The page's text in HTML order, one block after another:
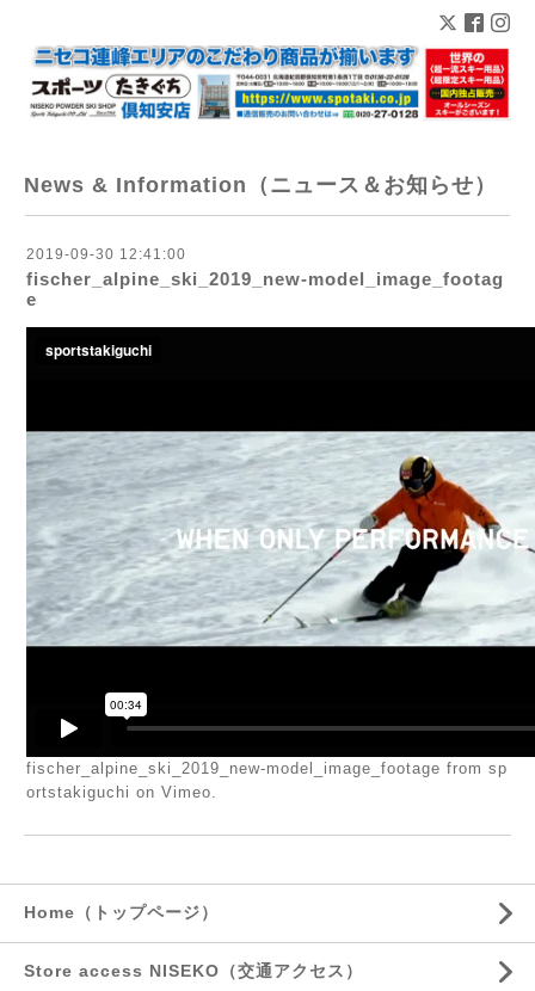
News & Information（ニュース＆お知らせ）
2019-09-30 12:41:00
fischer_alpine_ski_2019_new-model_image_footag
e
fischer_alpine_ski_2019_new-model_image_footage from sp
ortstakiguchi on Vimeo
Home（トップページ）
Store access NISEKO（交通アクセス）